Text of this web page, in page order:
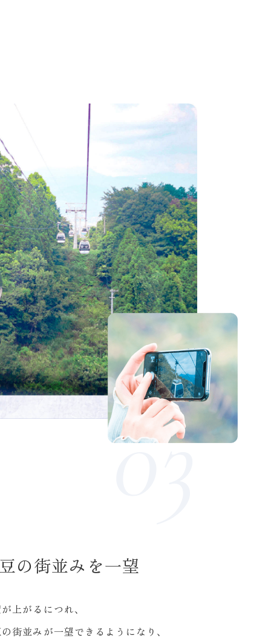
の街並みを一望
上がるにつれ、
街並みが一望できるようになり、